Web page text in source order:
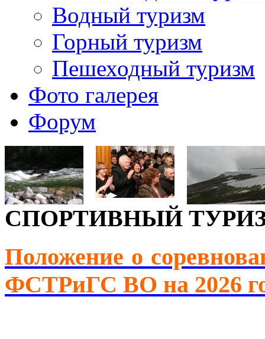
Водный туризм
Горный туризм
Пешеходный туризм
Фото галерея
Форум
СПОРТИВНЫЙ
Положение о
ФСТРиГС ВО на 2026